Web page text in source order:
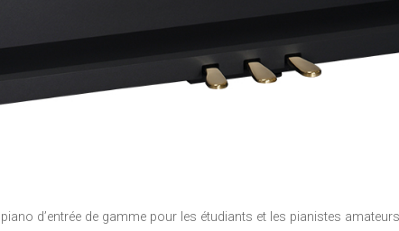
d’entrée de gamme pour les étudiants et les pianistes